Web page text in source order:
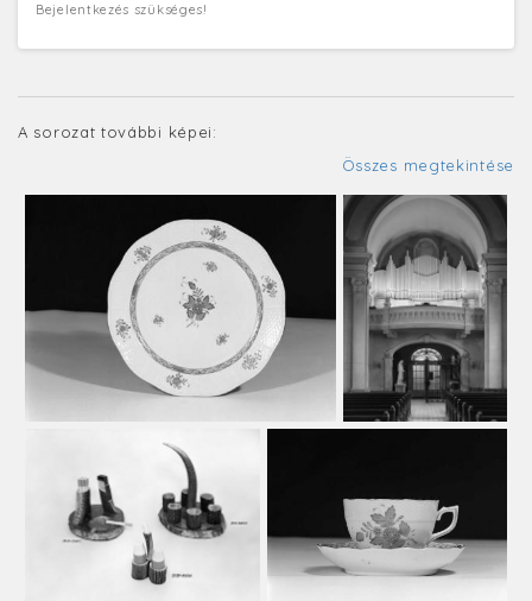
Bejelentkezés szükséges!
A sorozat további képei:
Összes megtekintése